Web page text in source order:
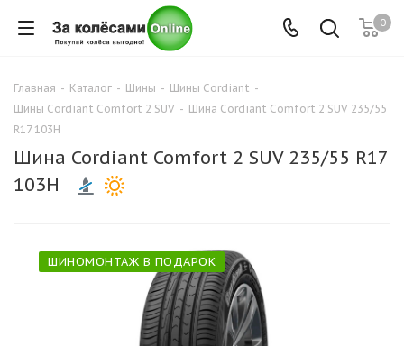
0
Главная - Каталог - Шины - Шины Cordiant -
Шины Cordiant Comfort 2 SUV - Шина Cordiant Comfort 2 SUV 235/55
R17 103H
Шина Cordiant Comfort 2 SUV 235/55 R17
103H
ШИНОМОНТАЖ В ПОДАРОК